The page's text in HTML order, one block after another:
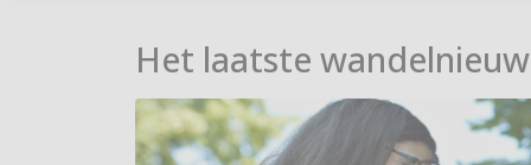
Het laatste